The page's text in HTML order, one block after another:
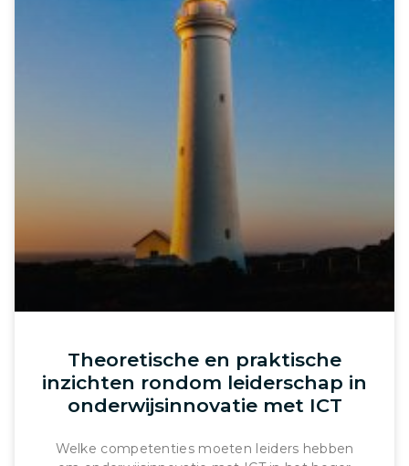
Theoretische en praktische
inzichten rondom leiderschap in
onderwijsinnovatie met ICT
Welke competenties moeten leiders hebben